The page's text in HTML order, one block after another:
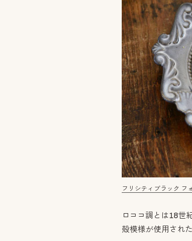
フリシティブラック フ
ロココ調とは18世
殻模様が使用され